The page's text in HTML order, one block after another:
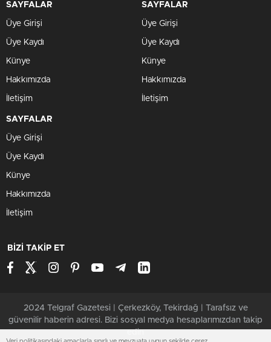
SAYFALAR
Üye Girişi
Üye Kaydı
Künye
Hakkımızda
İletişim
SAYFALAR
Üye Girişi
Üye Kaydı
Künye
Hakkımızda
İletişim
SAYFALAR
Üye Girişi
Üye Kaydı
Künye
Hakkımızda
İletişim
BİZİ TAKİP ET
2024 Telgraf Gazetesi | Çerkezköy, Tekirdağ | Tarafsız ve
güvenilir haberin adresi. Bizi sosyal medya hesaplarımızdan takip